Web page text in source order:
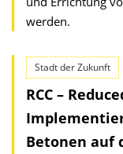
werden.
Stadt der Zukunft
RCC –
Betonen auf